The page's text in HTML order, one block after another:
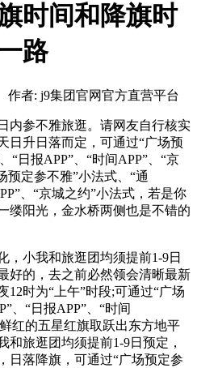
时间和降旗时
路
作者: j9集团官网官方直营平台
参不雅旅逛。请网友自行核实
日升日落而定，可通过“广场预
“日报APP”、“时间APP”、“京
预定参不雅”小法式、“通
、“京城之约”小法式，若是你
缕阳光，金水桥两侧也是不错的
小我和旅逛团均须提前1-9日
好的，去之前必然领会清晰最新
12时为“上午”时段;可通过“广场
、“日报APP”、“时间
红的五星红旗取跃出东方地平
和旅逛团均须提前1-9日预定，
日落降旗，可通过“广场预定参